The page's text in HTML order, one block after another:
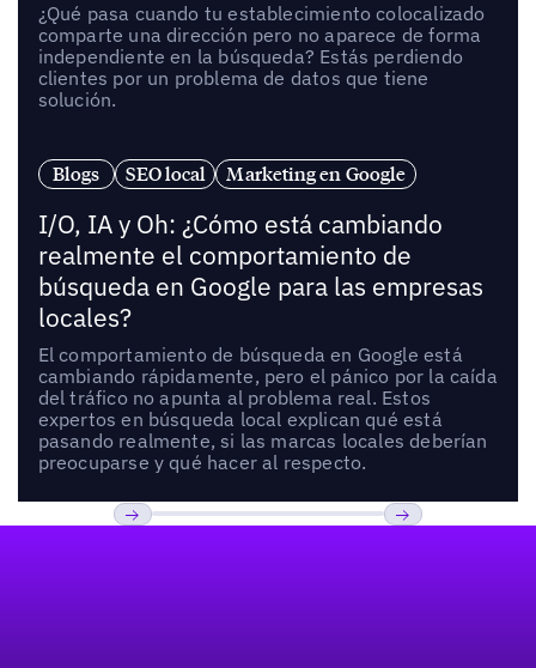
¿Qué pasa cuando tu establecimiento colocalizado
comparte una dirección pero no aparece de forma
independiente en la búsqueda? Estás perdiendo
clientes por un problema de datos que tiene
solución.
Blogs SEO local Marketing en Google
I/O, IA y Oh: ¿Cómo está cambiando
realmente el comportamiento de
búsqueda en Google para las empresas
locales?
El comportamiento de búsqueda en Google está
cambiando rápidamente, pero el pánico por la caída
del tráfico no apunta al problema real. Estos
expertos en búsqueda local explican qué está
pasando realmente, si las marcas locales deberían
preocuparse y qué hacer al respecto.